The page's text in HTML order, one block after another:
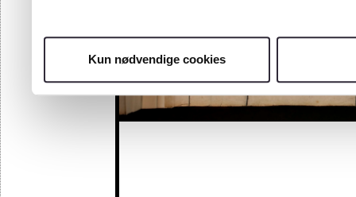
Kun nødvendige cookies